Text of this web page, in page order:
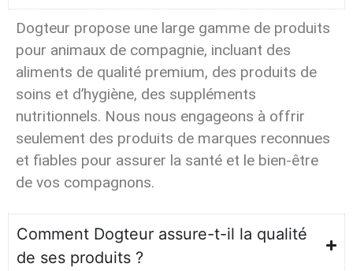
Dogteur propose une large gamme de produits
pour animaux de compagnie, incluant des
aliments de qualité premium, des produits de
soins et d’hygiène, des suppléments
nutritionnels. Nous nous engageons à offrir
seulement des produits de marques reconnues
et fiables pour assurer la santé et le bien-être
de vos compagnons.
Comment Dogteur assure-t-il la qualité
de ses produits ?